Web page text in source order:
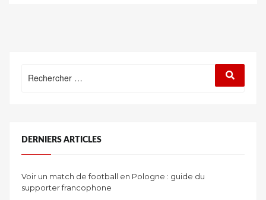
DERNIERS ARTICLES
Voir un match de football en Pologne : guide du
supporter francophone